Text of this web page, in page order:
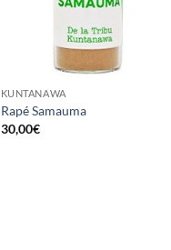
KUNTANAWA
Rapé Samauma
30,00€